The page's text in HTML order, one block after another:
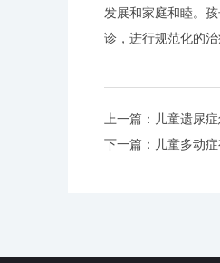
发展和家庭和睦。
诊，进行规范化的治
上一篇： 儿童遗尿
下一篇： 儿童多动